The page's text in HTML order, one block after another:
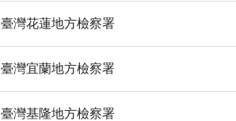
臺灣花蓮地方檢察署
臺灣宜蘭地方檢察署
臺灣基隆地方檢察署